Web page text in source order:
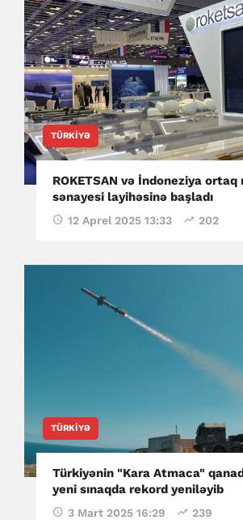
TÜRKIYƏ
ROKETSAN və İndoneziya
sənayesi layihəsinə başladı
12 Aprel 2025 13:33 202
TÜRKIYƏ
Türkiyənin "Kara Atmaca"
yeni sınaqda rekord yeniləyib
3 Mart 2025 16:29 239